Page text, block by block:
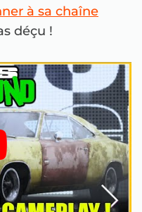
à sa chaîne
déçu !